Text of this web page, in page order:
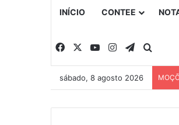
INÍCIO CONTEE
Facebook YouTubeInstagramTelegram
sábado, 8 agosto 2026